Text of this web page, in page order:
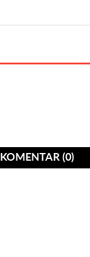
KOMENTAR (0)